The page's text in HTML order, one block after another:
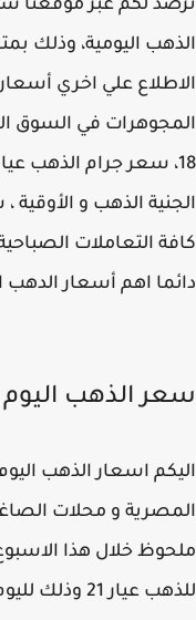
لكم عبر موقعنا
اليومية، وذلك
علي اخري أسعار
الذهب و الأوقية ،
التعاملات الصباحية
اهم أسعار الدهب
الذهب اليوم في
و محلات
خلال هذا
للذهب عيار 21